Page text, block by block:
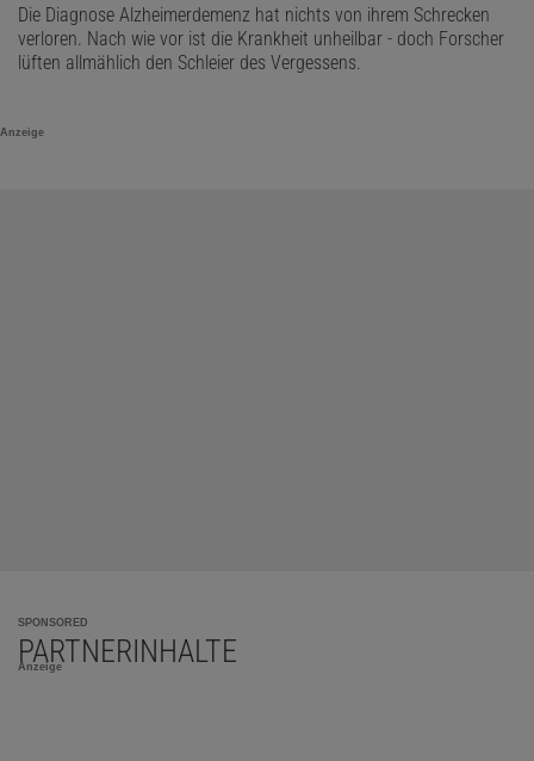
Die Diagnose Alzheimerdemenz hat nichts von ihrem Schrecken
verloren. Nach wie vor ist die Krankheit unheilbar - doch Forscher
lüften allmählich den Schleier des Vergessens.
Anzeige
SPONSORED
PARTNERINHALTE
Anzeige